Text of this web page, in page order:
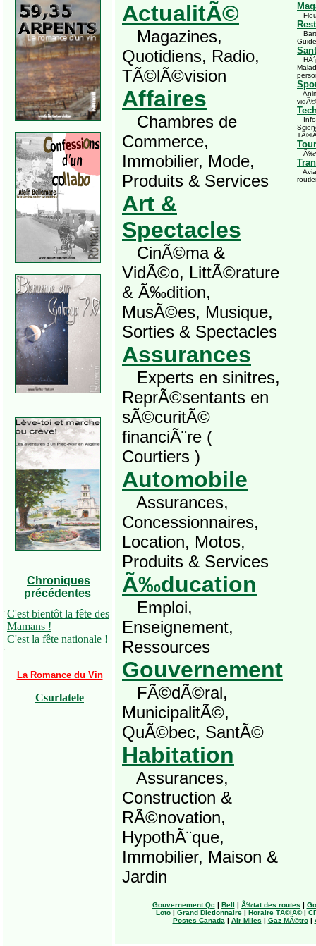
Chroniques
précédentes
· C'est bientôt la fête des
Mamans !
· C'est la fête nationale !
·
La Romance du Vin
Csurlatele
ActualitÃ©
Magazines,
Quotidiens, Radio,
TÃ©lÃ©vision
Affaires
Chambres de
Commerce,
Immobilier, Mode,
Produits & Services
Art &
Spectacles
CinÃ©ma &
VidÃ©o, LittÃ©rature
& Ã‰dition,
MusÃ©es, Musique,
Sorties & Spectacles
Assurances
Experts en sinitres,
ReprÃ©sentants en
sÃ©curitÃ©
financiÃ¨re (
Courtiers )
Automobile
Assurances,
Concessionnaires,
Location, Motos,
Produits & Services
Ã‰ducation
Emploi,
Enseignement,
Ressources
Gouvernement
FÃ©dÃ©ral,
MunicipalitÃ©,
QuÃ©bec, SantÃ©
Habitation
Assurances,
Construction &
RÃ©novation,
HypothÃ¨que,
Immobilier, Maison &
Jardin
Guide
Gouvernement Qc | Bell | Ã‰tat des routes |
Loto| Grand Dictionnaire| Horaire TÃ©lÃ©|
Postes Canada | Air Miles | Gaz MÃ©tro|